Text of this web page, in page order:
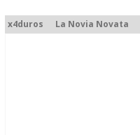
x4duros La Novia Novata